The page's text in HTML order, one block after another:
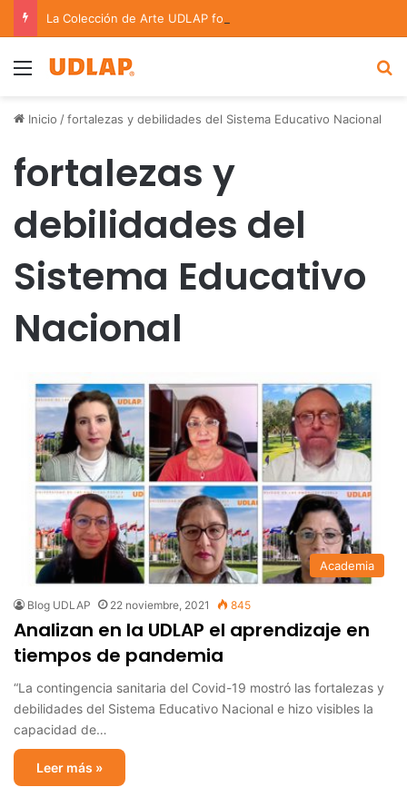
Menu
Inicio /fortalezas y debilidades del Sistema Educativo Nacional
fortalezas y
debilidades del
Sistema Educativo
Nacional
Academia
Blog UDLAP 22 noviembre, 2021 845
Analizan en la UDLAP el aprendizaje en
tiempos de pandemia
“La contingencia sanitaria del Covid-19 mostró las fortalezas y
debilidades del Sistema Educativo Nacional e hizo visibles la
capacidad de…
Leer más »